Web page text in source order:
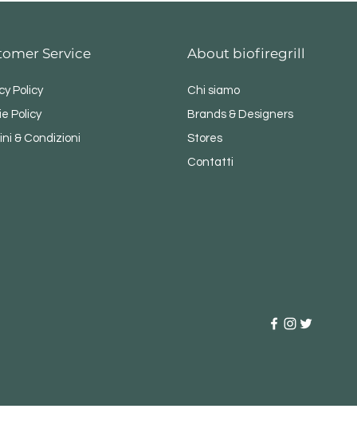
Service
Policy
Policy
& Condizioni
About biofiregrill
Chi siamo
Brands & Designers
Stores
Contatti